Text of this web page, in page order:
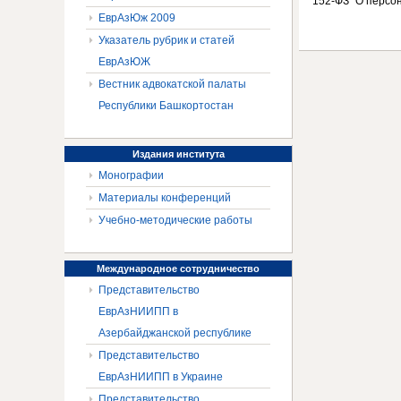
ЕврАзЮж 2009
Указатель рубрик и статей
ЕврАзЮЖ
Вестник адвокатской палаты
Республики Башкортостан
Изданияинститута
Монографии
Материалы конференций
Учебно-методические работы
Международное сотрудничество
Представительство
ЕврАзНИИПП в
Азербайджанской республике
Представительство
ЕврАзНИИПП в Украине